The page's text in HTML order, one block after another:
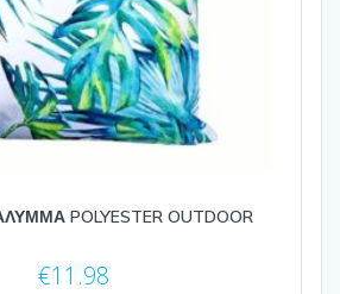
POLYESTER OUTDOOR
€11.98